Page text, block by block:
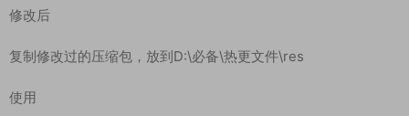
D:\mud2.0\Mir200\Gs1\!Setup.txt
D:\phpStudy\WWW\version.manifest
手动修改热更 替换：101.35.30.218